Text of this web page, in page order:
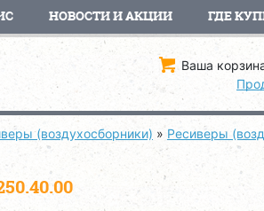
НОВОСТИ И АКЦИИ ГДЕ
Ваша
(воздухосборники) » Ресиверы